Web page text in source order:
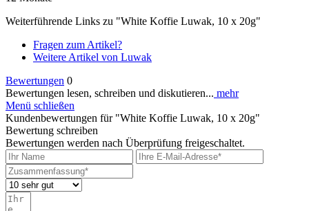
Weiterführende Links zu "White Koffie Luwak, 10 x 20g"
Fragen zum Artikel?
Weitere Artikel von Luwak
Bewertungen 0
Bewertungen lesen, schreiben und diskutieren... mehr
Menü schließen
Kundenbewertungen für "White Koffie Luwak, 10 x 20g"
Bewertung schreiben
Bewertungen werden nach Überprüfung freigeschaltet.